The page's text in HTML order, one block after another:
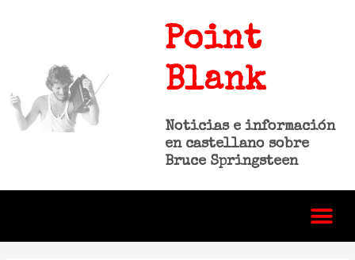
Point
Blank
Noticias e información
en castellano sobre
Bruce Springsteen